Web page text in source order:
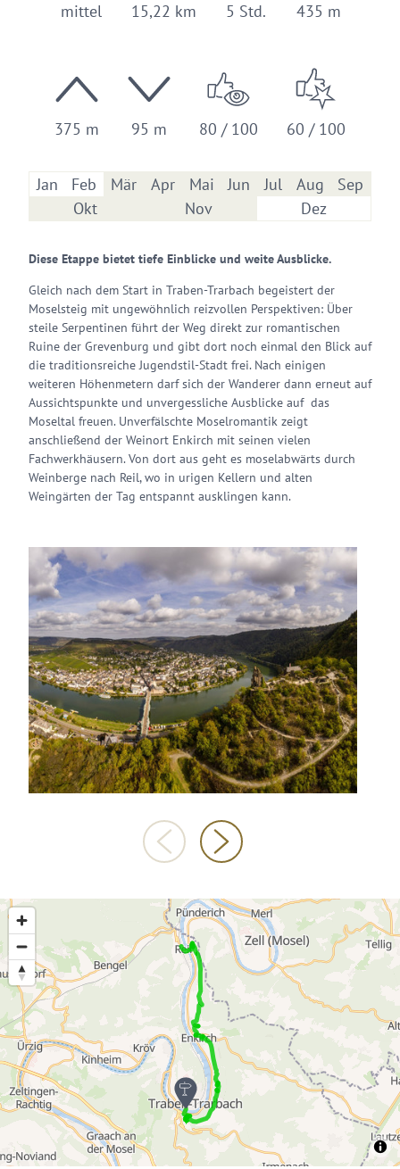
mittel 15,22 km 5 Std. 435 m
375 m 95 m 80 / 100 60 / 100
Jan Feb Mär Apr Mai Jun Jul Aug
Sep
Okt
Nov Dez
Diese Etappe bietet tiefe Einblicke und weite Ausblicke.
Gleich nach dem Start in Traben-Trarbach begeistert der
Moselsteig mit ungewöhnlich reizvollen Perspektiven: Über
steile Serpentinen führt der Weg direkt zur romantischen
Ruine der Grevenburg und gibt dort noch einmal den Blick auf
die traditionsreiche Jugendstil-Stadt frei. Nach einigen
weiteren Höhenmetern darf sich der Wanderer dann erneut auf
Aussichtspunkte und unvergessliche Ausblicke auf das
Moseltal freuen. Unverfälschte Moselromantik zeigt
anschließend der Weinort Enkirch mit seinen vielen
Fachwerkhäusern. Von dort aus geht es moselabwärts durch
Weinberge nach Reil, wo in urigen Kellern und alten
Weingärten der Tag entspannt ausklingen kann.